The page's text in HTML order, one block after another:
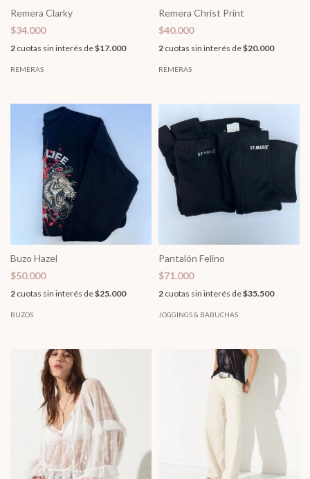
Remera Clarky
$34.000
2 cuotas sin interés de$17.000
REMERAS
Remera Christ Print
$40.000
2 cuotas sin interés de$20.000
REMERAS
Buzo Hazel
$50.000
2 cuotas sin interés de$25.000
BUZOS
Pantalón Felino
$71.000
2 cuotas sin interés de$35.500
JOGGINGS & BABUCHAS